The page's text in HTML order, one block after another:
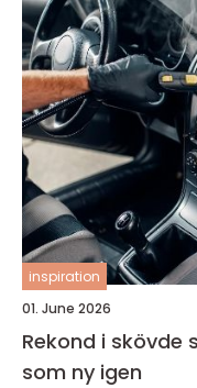
inspiration
01. June 2026
Rekond i skövde så får du bilen att kännas
som ny igen